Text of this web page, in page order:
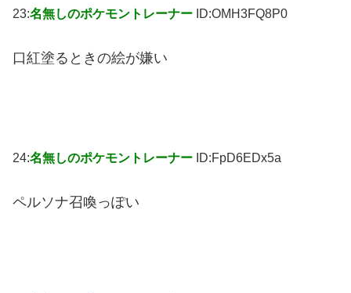
23:名無しのポケモントレーナー ID:OMH3FQ8P0
口紅塗るときの絵が嫌い
24:名無しのポケモントレーナー ID:FpD6EDx5a
ペルソナ召喚っぽい